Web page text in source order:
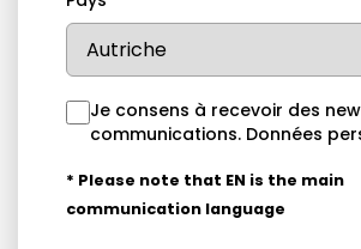
Je consens à recevoir des
communications. Données
* Please note that EN is the main
communication language